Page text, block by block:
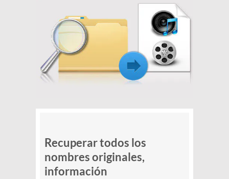
Recuperar todos los
nombres originales,
información